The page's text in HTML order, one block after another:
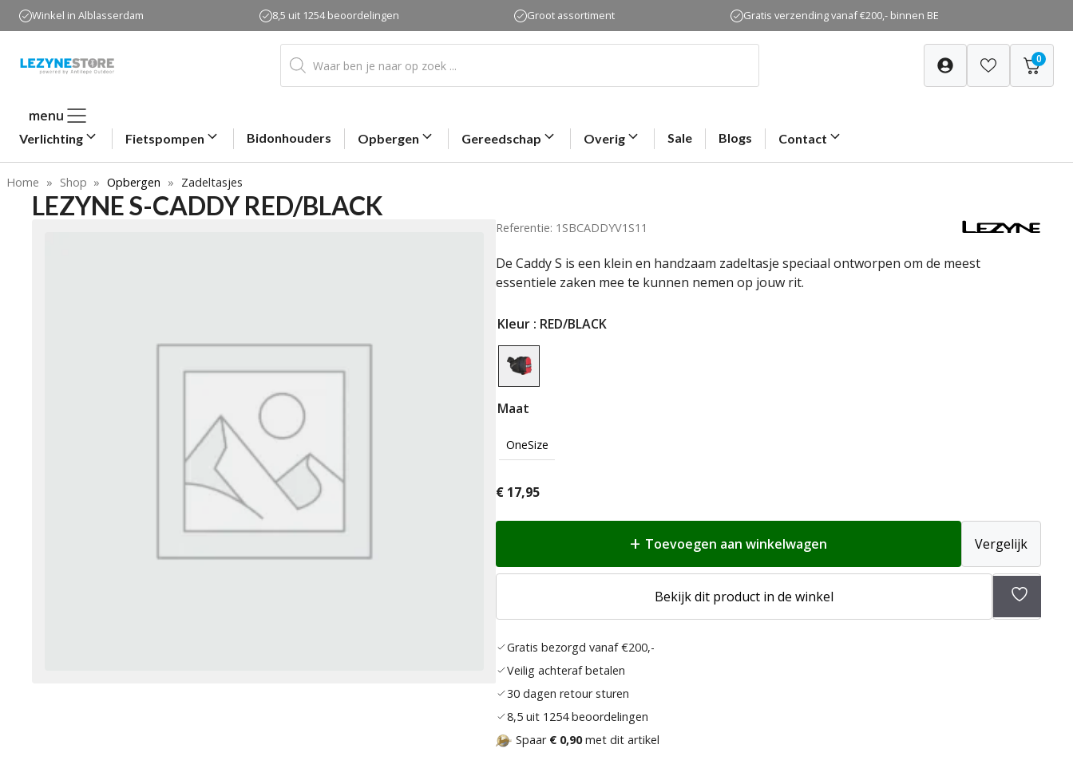
naar
inhoud
Winkel in Alblasserdam 8,5 uit 1254 beoordelingen Groot assortiment Gratis verzending vanaf €200,- binnen BE
Producten
zoeken 0
menu
Verlichting Fietspompen Bidonhouders Opbergen Gereedschap Overig Sale Blogs Contact
Home » Shop » Opbergen » Zadeltasjes
LEZYNE S-CADDY RED/BLACK
Referentie: 1SBCADDYV1S11
De Caddy S is een klein en handzaam zadeltasje speciaal ontworpen om de meest
essentiele zaken mee te kunnen nemen op jouw rit.
Kleur : RED/BLACK
Maat
OneSize
€ 17,95
Toevoegen aan winkelwagen Vergelijk
Bekijk dit product in de winkel
Gratis bezorgd vanaf €200,-
Veilig achteraf betalen
30 dagen retour sturen
8,5 uit 1254 beoordelingen
Spaar € 0,90met dit artikel